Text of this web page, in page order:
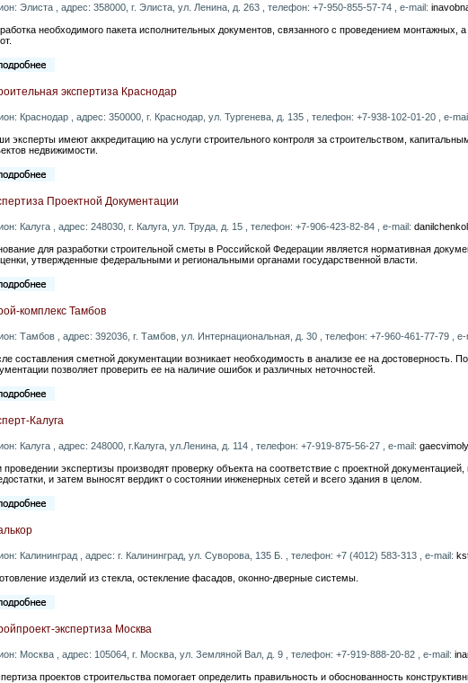
Элиста , адрес: 358000, г. Элиста, ул. Ленина, д. 263 , телефон: +7-950-855-57-74 , e-mail:
необходимого пакета исполнительных документов, связанного с проведением монтажных,
экспертиза Краснодар
Краснодар , адрес: 350000, г. Краснодар, ул. Тургенева, д. 135 , телефон: +7-938-102-01-20 , e-
эксперты имеют аккредитацию на услуги строительного контроля за строительством,
недвижимости.
Проектной Документации
Калуга , адрес: 248030, г. Калуга, ул. Труда, д. 15 , телефон: +7-906-423-82-84 , e-mail:
для разработки строительной сметы в Российской Федерации является нормативная
утвержденные федеральными и региональными органами государственной власти.
комплекс Тамбов
Тамбов , адрес: 392036, г. Тамбов, ул. Интернациональная, д. 30 , телефон: +7-960-461-77-79 , e-
составления сметной документации возникает необходимость в анализе ее на достоверность.
позволяет проверить ее на наличие ошибок и различных неточностей.
Калуга
Калуга , адрес: 248000, г.Калуга, ул.Ленина, д. 114 , телефон: +7-919-875-56-27 , e-mail:
проведении экспертизы производят проверку объекта на соответствие с проектной
и затем выносят вердикт о состоянии инженерных сетей и всего здания в целом.
Калининград , адрес: г. Калининград, ул. Суворова, 135 Б. , телефон: +7 (4012) 583-313 , e-mail:
изделий из стекла, остекление фасадов, оконно-дверные системы.
экспертиза Москва
Москва , адрес: 105064, г. Москва, ул. Земляной Вал, д. 9 , телефон: +7-919-888-20-82 , e-mail:
проектов строительства помогает определить правильность и обоснованность